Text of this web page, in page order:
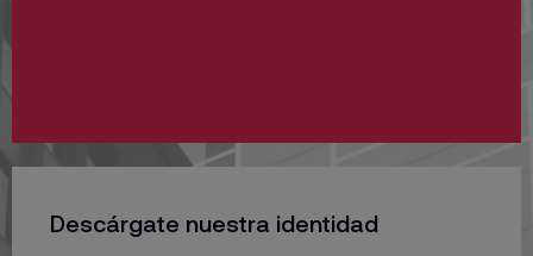
Descárgate nuestra identidad